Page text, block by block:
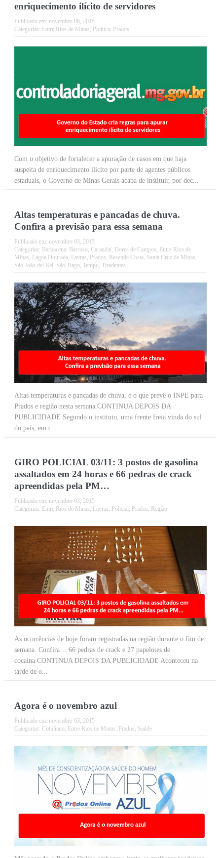
enriquecimento ilícito de servidores
Publicado em: novembro 06, 2015
Categorias: Entre Rios de Minas Política, Prados
Com o objetivo de fortalecer a apuração de casos em que haja
suspeita de enriquecimento ilícito por parte de agentes públicos
estaduais, o Governo de Minas Gerais acaba de instituir, por dec...
Altas temperaturas e pancadas de chuva.
Confira a previsão para essa semana
Publicado em: novembro 03, 2015
Categorias: Barbacena, Barroso, Carandaí, Dores de Campos, Entre Rios de
Minas, Lagoa Dourada, Lavras, Prados, Resende Costa, Santa Cruz de Minas,
São João del Rei, São Tiago, Tempo, Tiradentes
Altas temperaturas e pancadas de chuva, é o que prevê o INPE para
Prados e região nesta semana.CONTINUA DEPOIS DA
PUBLICIDADE Segundo o instituto, uma frente freia vinda do sul
do país, em c...
GIRO POLICIAL 03/11: 3 postos de gasolina
assaltados em 24 horas e 66 pedras de crack
apreendidas pela PM…
Publicado em: novembro 03, 2015
Categorias: Entre Rios de Minas, Lavras, Policial , Prados, Região
As ocorrências de hoje foram registradas na região durante o fim de
semana. Confira… 66 pedras de crack e 27 papelotes de
cocaína.CONTINUA DEPOIS DA PUBLICIDADE Aconteceu na
tarde de o...
Agora é o novembro azul
Publicado em: novembro 03, 2015
Categorias: Cotidiano, Entre Rios de Minas, Prados, Saúde